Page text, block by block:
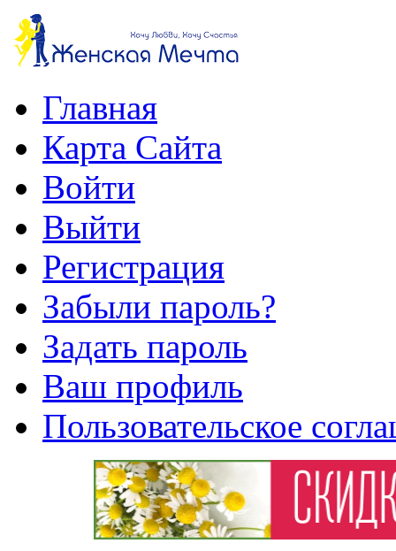
Главная
Карта Сайта
Войти
Выйти
Регистрация
Забыли пароль?
Задать пароль
Ваш профиль
Пользовательское